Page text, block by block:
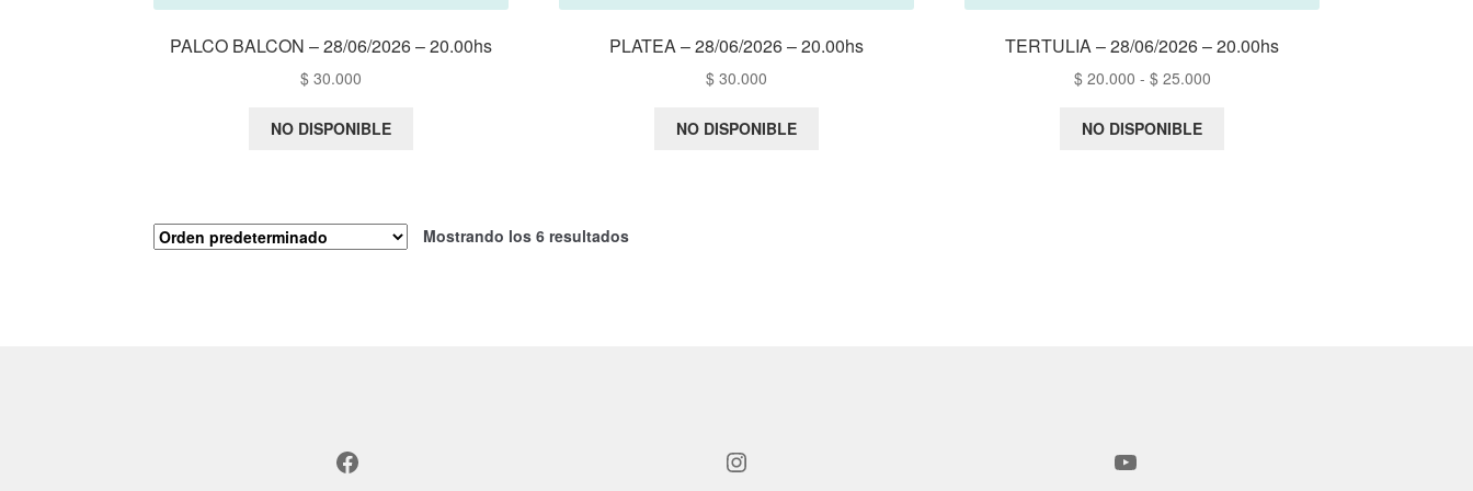
PALCO BALCON – 28/06/2026 – 20.00hs
$30.000
NO DISPONIBLE
PLATEA – 28/06/2026 – 20.00hs
$30.000
NO DISPONIBLE
TERTULIA – 28/06/2026 – 20.00hs
$20.000 - $25.000Rango
NO DISPONIBLE
Mostrando los 6 resultados
Facebook Instagram YouTube